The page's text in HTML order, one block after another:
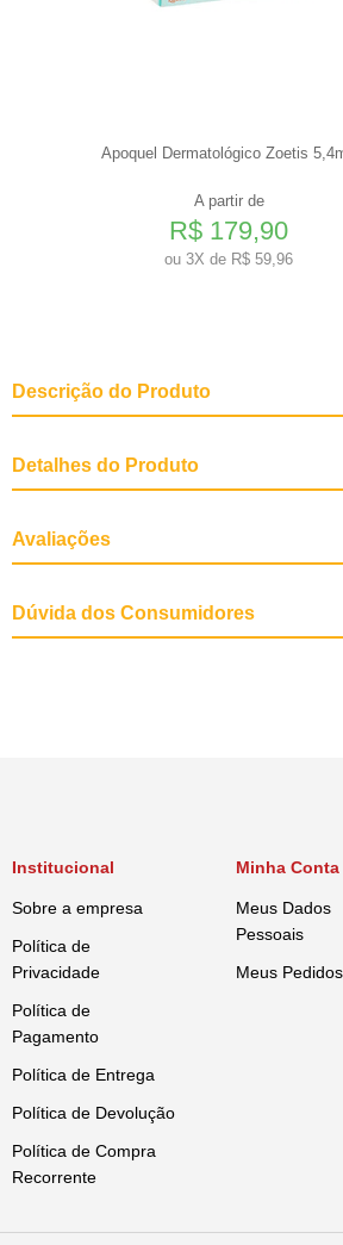
Apoquel Dermatológico Zoetis
A partir de
R$ 179,90
ou 3X de R$ 59,96
Descrição do Produto
Detalhes do Produto
Marcas
Avaliações
Dúvida dos Consumidores
Institucional
Sobre a empresa
Política de
Privacidade
Política de
Pagamento
Política de Entrega
Política de Devolução
Política de Compra
Recorrente
Minha Conta
Meus Dados
Pessoais
Meus Pedidos